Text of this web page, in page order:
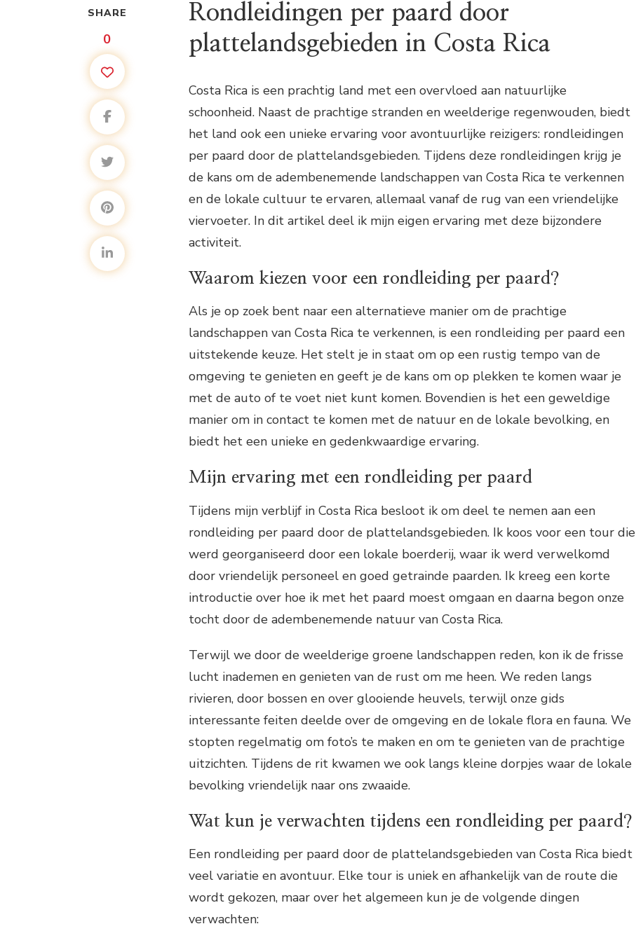
SHARE
0
Rondleidingen per paard door
plattelandsgebieden in Costa Rica
Costa Rica is een prachtig land met een overvloed aan natuurlijke
schoonheid. Naast de prachtige stranden en weelderige regenwouden, biedt
het land ook een unieke ervaring voor avontuurlijke reizigers: rondleidingen
per paard door de plattelandsgebieden. Tijdens deze rondleidingen krijg je
de kans om de adembenemende landschappen van Costa Rica te verkennen
en de lokale cultuur te ervaren, allemaal vanaf de rug van een vriendelijke
viervoeter. In dit artikel deel ik mijn eigen ervaring met deze bijzondere
activiteit.
Waarom kiezen voor een rondleiding per paard?
Als je op zoek bent naar een alternatieve manier om de prachtige
landschappen van Costa Rica te verkennen, is een rondleiding per paard een
uitstekende keuze. Het stelt je in staat om op een rustig tempo van de
omgeving te genieten en geeft je de kans om op plekken te komen waar je
met de auto of te voet niet kunt komen. Bovendien is het een geweldige
manier om in contact te komen met de natuur en de lokale bevolking, en
biedt het een unieke en gedenkwaardige ervaring.
Mijn ervaring met een rondleiding per paard
Tijdens mijn verblijf in Costa Rica besloot ik om deel te nemen aan een
rondleiding per paard door de plattelandsgebieden. Ik koos voor een tour die
werd georganiseerd door een lokale boerderij, waar ik werd verwelkomd
door vriendelijk personeel en goed getrainde paarden. Ik kreeg een korte
introductie over hoe ik met het paard moest omgaan en daarna begon onze
tocht door de adembenemende natuur van Costa Rica.
Terwijl we door de weelderige groene landschappen reden, kon ik de frisse
lucht inademen en genieten van de rust om me heen. We reden langs
rivieren, door bossen en over glooiende heuvels, terwijl onze gids
interessante feiten deelde over de omgeving en de lokale flora en fauna. We
stopten regelmatig om foto’s te maken en om te genieten van de prachtige
uitzichten. Tijdens de rit kwamen we ook langs kleine dorpjes waar de lokale
bevolking vriendelijk naar ons zwaaide.
Wat kun je verwachten tijdens een rondleiding per paard?
Een rondleiding per paard door de plattelandsgebieden van Costa Rica biedt
veel variatie en avontuur. Elke tour is uniek en afhankelijk van de route die
wordt gekozen, maar over het algemeen kun je de volgende dingen
verwachten: